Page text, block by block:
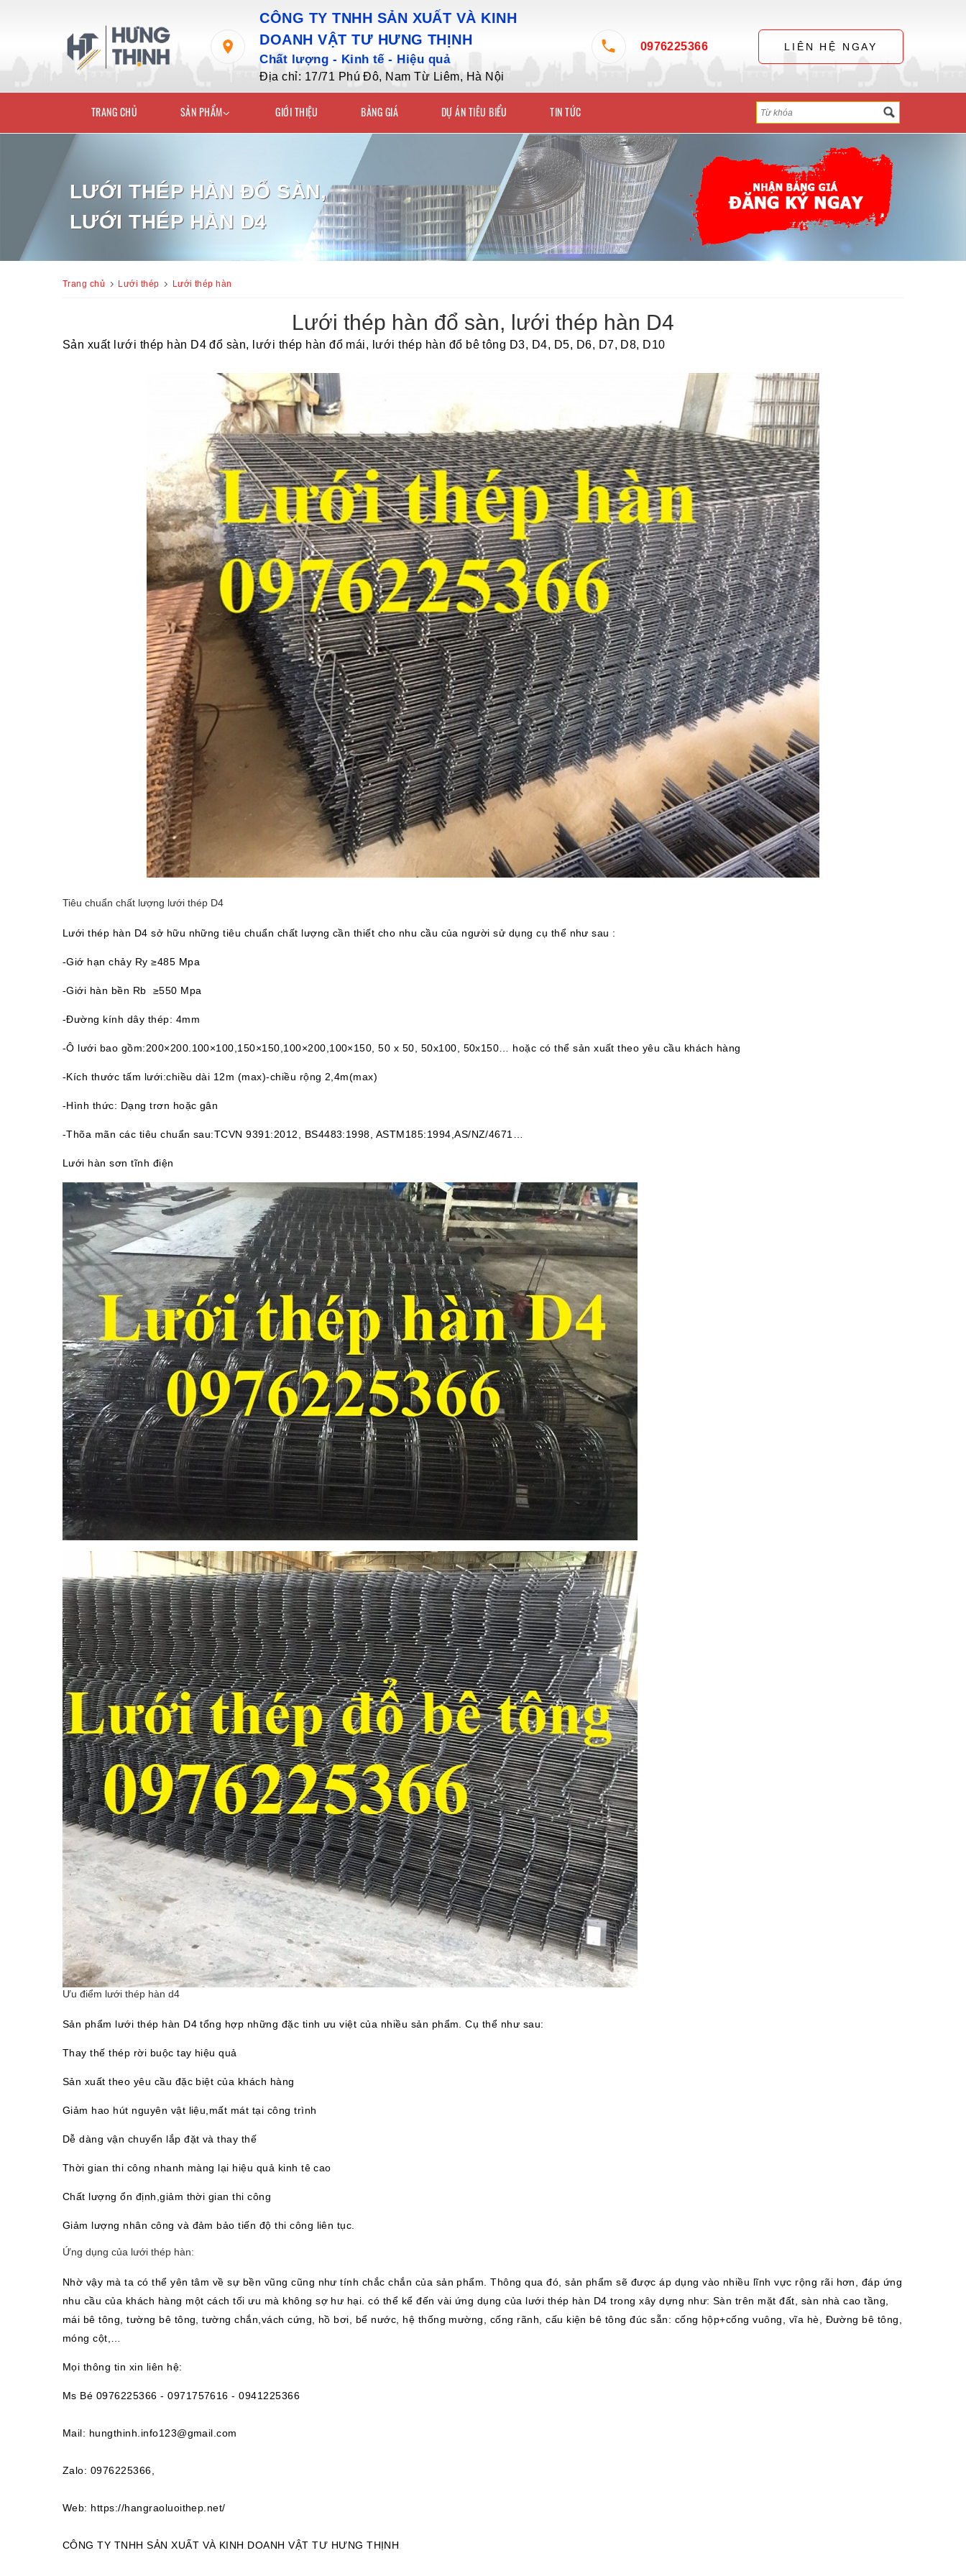
CÔNG TY TNHH SẢN XUẤT VÀ KINH
DOANH VẬT TƯ HƯNG THỊNH
Chất lượng - Kinh tế - Hiệu quả
Địa chỉ: 17/71 Phú Đô, Nam Từ Liêm, Hà Nội
0976225366 LIÊN HỆ NGAY
TRANG CHỦ SẢN PHẨM GIỚI THIỆU BẢNG GIÁ DỰ ÁN TIÊU BIỂU TIN TỨC
LƯỚI THÉP HÀN ĐỔ SÀN,
LƯỚI THÉP HÀN D4
Trang chủ Lưới thép Lưới thép hàn
Lưới thép hàn đổ sàn, lưới thép hàn D4
Sản xuất lưới thép hàn D4 đổ sàn, lưới thép hàn đổ mái, lưới thép hàn đổ bê tông D3, D4, D5, D6, D7, D8, D10
Tiêu chuẩn chất lượng lưới thép D4
Lưới thép hàn D4 sở hữu những tiêu chuẩn chất lượng cần thiết cho nhu cầu của người sử dụng cụ thể như sau :
-Giớ hạn chảy Ry ≥485 Mpa
-Giới hàn bền Rb ≥550 Mpa
-Đường kính dây thép: 4mm
-Ô lưới bao gồm:200×200.100×100,150×150,100×200,100×150, 50 x 50, 50x100, 50x150… hoặc có thể sản xuất theo yêu cầu khách hàng
-Kích thước tấm lưới:chiều dài 12m (max)-chiều rộng 2,4m(max)
-Hình thức: Dạng trơn hoặc gân
-Thõa mãn các tiêu chuẩn sau:TCVN 9391:2012, BS4483:1998, ASTM185:1994,AS/NZ/4671…
Lưới hàn sơn tĩnh điện
Ưu điểm lưới thép hàn d4
Sản phẩm lưới thép hàn D4 tổng hợp những đặc tinh ưu việt của nhiều sản phẩm. Cụ thể như sau:
Thay thế thép rời buộc tay hiệu quả
Sản xuất theo yêu cầu đặc biệt của khách hàng
Giảm hao hút nguyên vật liệu,mất mát tại công trình
Dễ dàng vận chuyển lắp đặt và thay thế
Thời gian thi công nhanh màng lại hiệu quả kinh tê cao
Chất lượng ổn định,giảm thời gian thi công
Giảm lượng nhân công và đảm bảo tiến độ thi công liên tục.
Ứng dụng của lưới thép hàn:
Nhờ vậy mà ta có thể yên tâm về sự bền vũng cũng như tính chắc chắn của sản phẩm. Thông qua đó, sản phẩm sẽ được áp dụng vào nhiều lĩnh vực rộng rãi hơn, đáp ứng
nhu cầu của khách hàng một cách tối ưu mà không sợ hư hại. có thể kể đến vài ứng dụng của lưới thép hàn D4 trong xây dựng như: Sàn trên mặt đất, sàn nhà cao tầng,
mái bê tông, tường bê tông, tường chắn,vách cứng, hồ bơi, bể nước, hệ thống mường, cống rãnh, cấu kiện bê tông đúc sẵn: cống hộp+cống vuông, vĩa hè, Đường bê tông,
móng cột,…
Mọi thông tin xin liên hệ:
Ms Bé 0976225366 -0971757616 - 0941225366
Mail: hungthinh.info123@gmail.com
Zalo: 0976225366,
Web: https://hangraoluoithep.net/
CÔNG TY TNHH SẢN XUẤT VÀ KINH DOANH VẬT TƯ HƯNG THỊNH